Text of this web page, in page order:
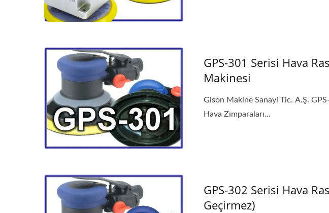
GPS-301 Serisi Hava
Makinesi
Gison Makine Sanayi Tic. A.Ş.
Hava Zımparaları...
GPS-302 Serisi Hava
Geçirmez)